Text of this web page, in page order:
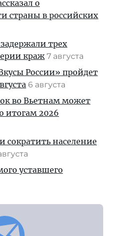
о
страны в российских
трех
краж 7 августа
России» пройдет
6 августа
во Вьетнам может
итогам 2026
сократить население
уставшего